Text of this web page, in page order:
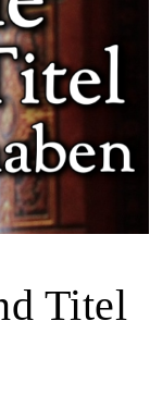
Titel